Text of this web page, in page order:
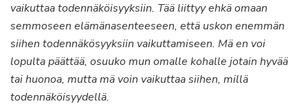
vaikuttaa todennäköisyyksiin. Tää liittyy ehkä omaan
semmoseen elämänasenteeseen, että uskon enemmän
siihen todennäkösyyksiin vaikuttamiseen. Mä en voi
lopulta päättää, osuuko mun omalle kohalle jotain hyvää
tai huonoa, mutta mä voin vaikuttaa siihen, millä
todennäköisyydellä.